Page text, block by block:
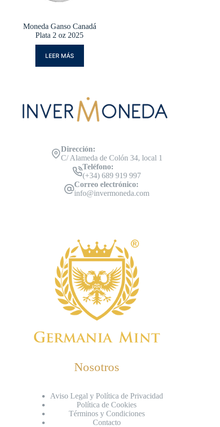
Moneda Ganso Canadá
Plata 2 oz 2025
LEER MÁS
Dirección:
C/ Alameda de Colón 34, local 1
Teléfono:
(+34) 689 919 997
Correo electrónico:
info@invermoneda.com
Nosotros
Aviso Legal y Política de Privacidad
Política de Cookies
Términos y Condiciones
Contacto